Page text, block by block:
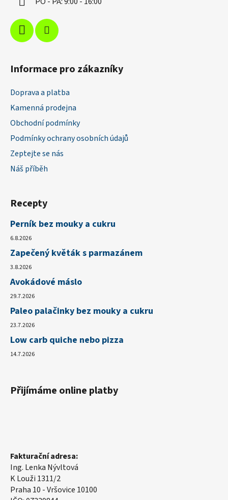
Informace pro zákazníky
Doprava a platba
Kamenná prodejna
Obchodní podmínky
Podmínky ochrany osobních údajů
Zeptejte se nás
Náš příběh
Recepty
Perník bez mouky a cukru
6.8.2026
Zapečený květák s parmazánem
3.8.2026
Avokádové máslo
29.7.2026
Paleo palačinky bez mouky a cukru
23.7.2026
Low carb quiche nebo pizza
14.7.2026
Přijímáme online platby
Fakturační adresa:
Ing. Lenka Nývltová
K Louži 1311/2
Praha 10 - Vršovice 10100